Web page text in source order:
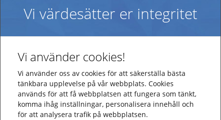
Version 5.3
File size: 208 kB
Version 5.1
File size: 1940 kB
Version 5.0
File size: 1141 kB
Vi värdesätter er integritet
Vi använder cookies!
Vi använder oss av cookies för att säkerställa bästa
tänkbara upplevelse på vår webbplats. Cookies
används för att få webbplatsen att fungera som tänkt,
komma ihåg inställningar, personalisera innehåll och
för att analysera trafik på webbplatsen.